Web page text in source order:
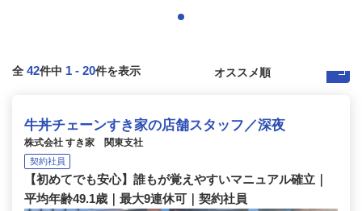
全 42件中 1 - 20件を表示
牛丼チェーンすき家の店舗スタッフ／深夜
株式会社 すき家 関東支社
契約社員
【初めてでも安心】誰もが覚えやすいマニュアル確立｜
平均年齢49.1歳｜最大9連休可｜契約社員